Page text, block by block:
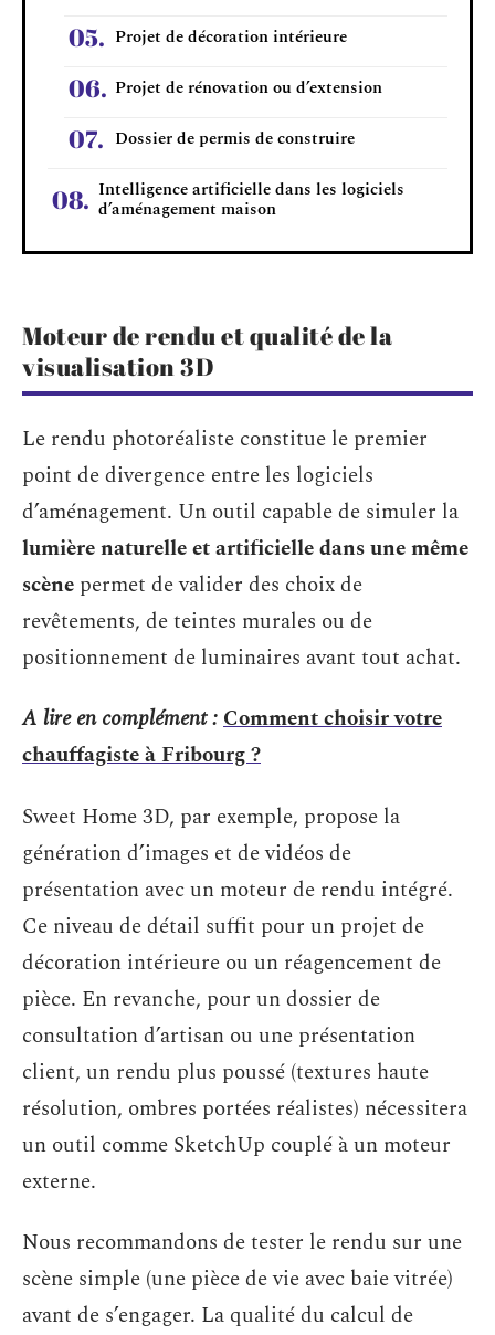
Projet de décoration intérieure
Projet de rénovation ou d’extension
Dossier de permis de construire
Intelligence artificielle dans les logiciels
d’aménagement maison
Moteur de rendu et qualité de la
visualisation 3D
Le rendu photoréaliste constitue le premier
point de divergence entre les logiciels
d’aménagement. Un outil capable de simuler la
lumière naturelle et artificielle dans une même
scène permet de valider des choix de
revêtements, de teintes murales ou de
positionnement de luminaires avant tout achat.
A lire en complément :Comment choisir votre
chauffagiste à Fribourg ?
Sweet Home 3D, par exemple, propose la
génération d’images et de vidéos de
présentation avec un moteur de rendu intégré.
Ce niveau de détail suffit pour un projet de
décoration intérieure ou un réagencement de
pièce. En revanche, pour un dossier de
consultation d’artisan ou une présentation
client, un rendu plus poussé (textures haute
résolution, ombres portées réalistes) nécessitera
un outil comme SketchUp couplé à un moteur
externe.
Nous recommandons de tester le rendu sur une
scène simple (une pièce de vie avec baie vitrée)
avant de s’engager. La qualité du calcul de